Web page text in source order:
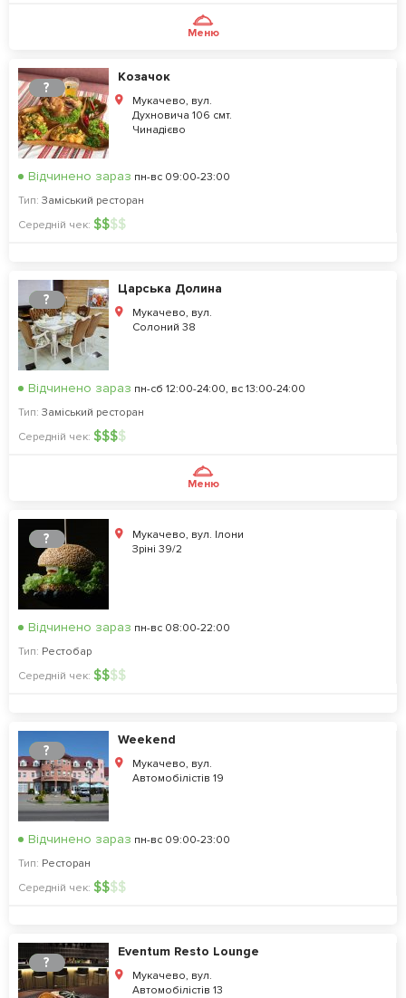
Меню
?
Козачок
Мукачево, вул.
Духновича 106 смт.
Чинадієво
Відчинено зараз пн-вс 09:00-23:00
Тип: Заміський ресторан
Середній чек: $$$$
?
Царська Долина
Мукачево, вул.
Солоний 38
Відчинено зараз пн-сб 12:00-24:00, вс 13:00-24:00
Тип: Заміський ресторан
Середній чек: $$$$
Меню
?
Мукачево, вул. Ілони
Зріні 39/2
Відчинено зараз пн-вс 08:00-22:00
Тип: Рестобар
Середній чек: $$$$
?
Weekend
Мукачево, вул.
Автомобілістів 19
Відчинено зараз пн-вс 09:00-23:00
Тип: Ресторан
Середній чек: $$$$
?
Eventum Resto Lounge
Мукачево, вул.
Автомобілістів 13